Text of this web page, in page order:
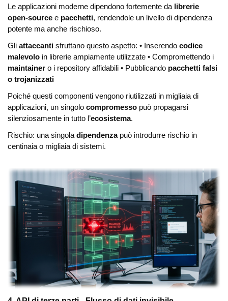
Le applicazioni moderne dipendono fortemente da librerie
open-source e pacchetti, rendendole un livello di dipendenza
potente ma anche rischioso.
Gli attaccanti sfruttano questo aspetto: • Inserendo codice
malevolo in librerie ampiamente utilizzate • Compromettendo i
maintainer o i repository affidabili • Pubblicando pacchetti falsi
o trojanizzati
Poiché questi componenti vengono riutilizzati in migliaia di
applicazioni, un singolo compromesso può propagarsi
silenziosamente in tutto l’ecosistema.
Rischio: una singola dipendenzapuò introdurre rischio in
centinaia o migliaia di sistemi.